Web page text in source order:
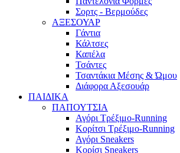
Σορτς - Βερμούδες
ΑΞΕΣΟΥΑΡ
Γάντια
Κάλτσες
Καπέλα
Τσάντες
Τσαντάκια Μέσης & Ώμου
Διάφορα Αξεσουάρ
ΠΑΙΔΙΚΑ
ΠΑΠΟΥΤΣΙΑ
Αγόρι Τρέξιμο-Running
Κορίτσι Τρέξιμο-Running
Αγόρι Sneakers
Κορίσι Sneakers